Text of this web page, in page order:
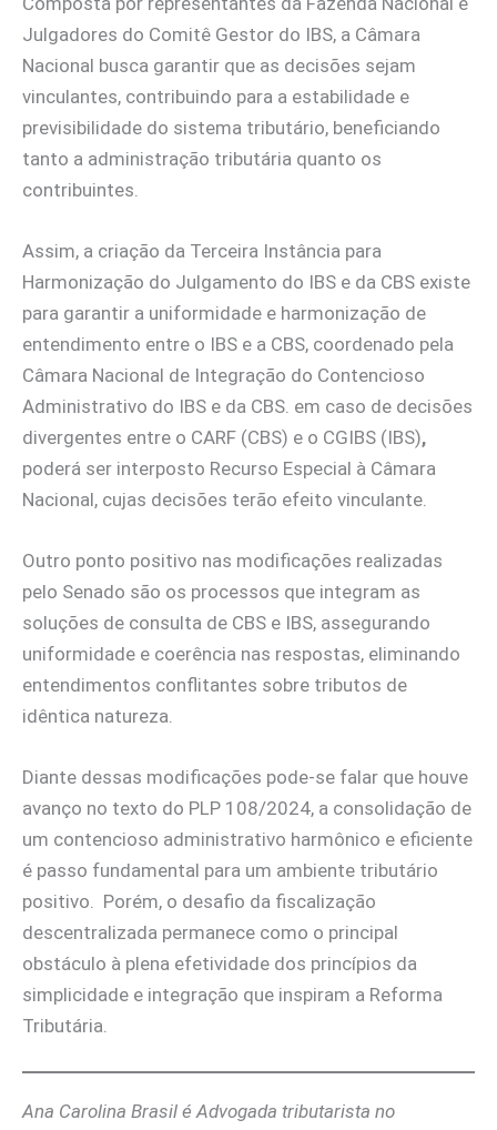
Julgadores do Comitê Gestor do IBS, a Câmara
Nacional busca garantir que as decisões sejam
vinculantes, contribuindo para a estabilidade e
previsibilidade do sistema tributário, beneficiando
tanto a administração tributária quanto os
contribuintes.
Assim, a criação da Terceira Instância para
Harmonização do Julgamento do IBS e da CBS existe
para garantir a uniformidade e harmonização de
entendimento entre o IBS e a CBS, coordenado pela
Câmara Nacional de Integração do Contencioso
Administrativo do IBS e da CBS. em caso de decisões
divergentes entre o CARF (CBS) e o CGIBS (IBS),
poderá ser interposto Recurso Especial à Câmara
Nacional, cujas decisões terão efeito vinculante.
Outro ponto positivo nas modificações realizadas
pelo Senado são os processos que integram as
soluções de consulta de CBS e IBS, assegurando
uniformidade e coerência nas respostas, eliminando
entendimentos conflitantes sobre tributos de
idêntica natureza.
Diante dessas modificações pode-se falar que houve
avanço no texto do PLP 108/2024, a consolidação de
um contencioso administrativo harmônico e eficiente
é passo fundamental para um ambiente tributário
positivo. Porém, o desafio da fiscalização
descentralizada permanece como o principal
obstáculo à plena efetividade dos princípios da
simplicidade e integração que inspiram a Reforma
Tributária.
Ana Carolina Brasil é Advogada tributarista no